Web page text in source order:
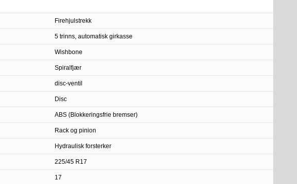
Firehjulstrekk
5 trinns, automatisk girkasse
Wishbone
Spiralfjær
disc-ventil
Disc
ABS (Blokkeringsfrie bremser)
Rack og pinion
Hydraulisk forsterker
225/45 R17
17